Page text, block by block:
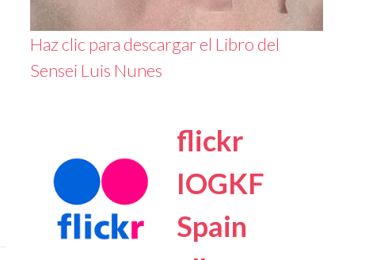
Haz clic para descargar el Libro del
Sensei Luis Nunes
flickr
IOGKF
Spain